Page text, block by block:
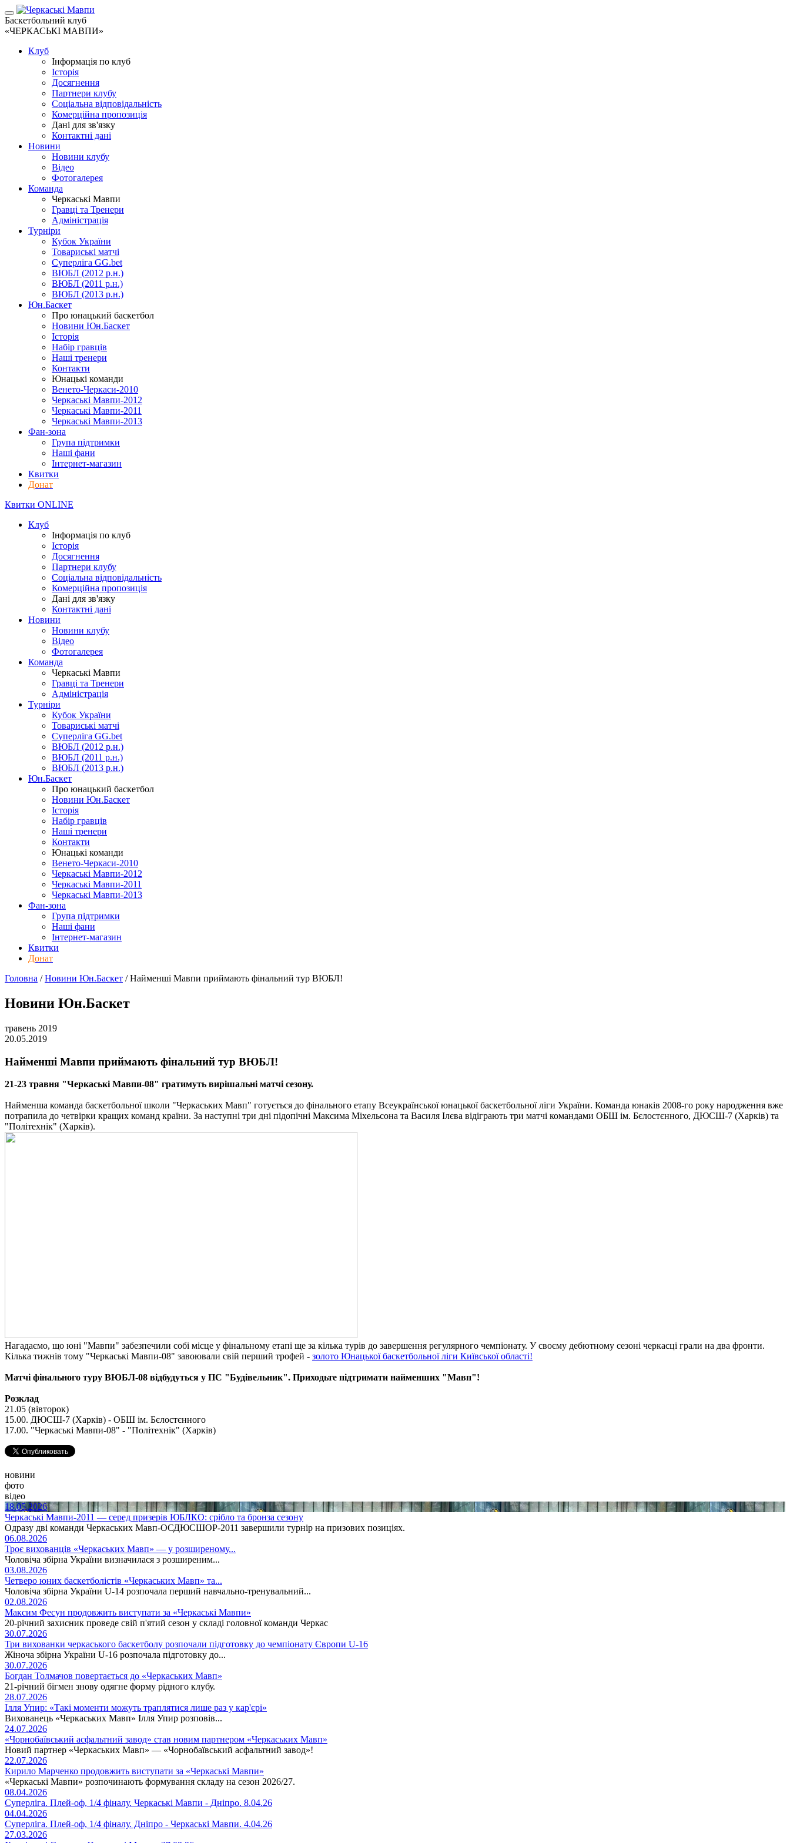
Баскетбольний клуб
«ЧЕРКАСЬКІ МАВПИ»
Клуб
Інформація по клуб
Історія
Досягнення
Партнери клубу
Соціальна відповідальність
Комерційна пропозиція
Дані для зв'язку
Контактні дані
Новини
Новини клубу
Відео
Фотогалерея
Команда
Черкаські Мавпи
Гравці та Тренери
Адміністрація
Турніри
Кубок України
Товариські матчі
Суперліга GG.bet
ВЮБЛ (2012 р.н.)
ВЮБЛ (2011 р.н.)
ВЮБЛ (2013 р.н.)
Юн.Баскет
Про юнацький баскетбол
Новини Юн.Баскет
Історія
Набір гравців
Наші тренери
Контакти
Юнацькі команди
Венето-Черкаси-2010
Черкаські Мавпи-2012
Черкаські Мавпи-2011
Черкаські Мавпи-2013
Фан-зона
Група підтримки
Наші фани
Інтернет-магазин
Квитки
Донат
Квитки ONLINE
Клуб
Інформація по клуб
Історія
Досягнення
Партнери клубу
Соціальна відповідальність
Комерційна пропозиція
Дані для зв'язку
Контактні дані
Новини
Новини клубу
Відео
Фотогалерея
Команда
Черкаські Мавпи
Гравці та Тренери
Адміністрація
Турніри
Кубок України
Товариські матчі
Суперліга GG.bet
ВЮБЛ (2012 р.н.)
ВЮБЛ (2011 р.н.)
ВЮБЛ (2013 р.н.)
Юн.Баскет
Про юнацький баскетбол
Новини Юн.Баскет
Історія
Набір гравців
Наші тренери
Контакти
Юнацькі команди
Венето-Черкаси-2010
Черкаські Мавпи-2012
Черкаські Мавпи-2011
Черкаські Мавпи-2013
Фан-зона
Група підтримки
Наші фани
Інтернет-магазин
Квитки
Донат
Головна /Новини Юн.Баскет /Найменші Мавпи приймають фінальний тур ВЮБЛ!
Новини Юн.Баскет
травень 2019
20.05.2019
Найменші Мавпи приймають фінальний тур ВЮБЛ!
21-23 травня "Черкаські Мавпи-08" гратимуть вирішальні матчі сезону.
Найменша команда баскетбольної школи "Черкаських Мавп" готується до фінального етапу Всеукраїнської юнацької баскетбольної ліги України. Команда юнаків 2008-го року народження вже
потрапила до четвірки кращих команд країни. За наступні три дні підопічні Максима Міхельсона та Василя Ілєва відіграють три матчі командами ОБШ ім. Бєлостєнного, ДЮСШ-7 (Харків) та
"Політехнік" (Харків).
Нагадаємо, що юні "Мавпи" забезпечили собі місце у фінальному етапі ще за кілька турів до завершення регулярного чемпіонату. У своєму дебютному сезоні черкасці грали на два фронти.
Кілька тижнів тому "Черкаські Мавпи-08" завоювали свій перший трофей - золото Юнацької баскетбольної ліги Київської області!
Матчі фінального туру ВЮБЛ-08 відбудуться у ПС "Будівельник". Приходьте підтримати найменших "Мавп"!
Розклад
21.05 (вівторок)
15.00. ДЮСШ-7 (Харків) - ОБШ ім. Бєлостєнного
17.00. "Черкаські Мавпи-08" - "Політехнік" (Харків)
новини
фото
відео
18.05.2026
Черкаські Мавпи-2011 — серед призерів ЮБЛКО: срібло та бронза сезону
Одразу дві команди Черкаських Мавп-ОСДЮСШОР-2011 завершили турнір на призових позиціях.
06.08.2026
Троє вихованців «Черкаських Мавп» — у розширеному...
Чоловіча збірна України визначилася з розширеним...
03.08.2026
Четверо юних баскетболістів «Черкаських Мавп» та...
Чоловіча збірна України U-14 розпочала перший навчально-тренувальний...
02.08.2026
Максим Фесун продовжить виступати за «Черкаські Мавпи»
20-річний захисник проведе свій п'ятий сезон у складі головної команди Черкас
30.07.2026
Три вихованки черкаського баскетболу розпочали підготовку до чемпіонату Європи U-16
Жіноча збірна України U-16 розпочала підготовку до...
30.07.2026
Богдан Толмачов повертається до «Черкаських Мавп»
21-річний бігмен знову одягне форму рідного клубу.
28.07.2026
Ілля Упир: «Такі моменти можуть траплятися лише раз у кар'єрі»
Вихованець «Черкаських Мавп» Ілля Упир розповів...
24.07.2026
«Чорнобаївський асфальтний завод» став новим партнером «Черкаських Мавп»
Новий партнер «Черкаських Мавп» — «Чорнобаївський асфальтний завод»!
22.07.2026
Кирило Марченко продовжить виступати за «Черкаські Мавпи»
«Черкаські Мавпи» розпочинають формування складу на сезон 2026/27.
08.04.2026
Суперліга. Плей-оф, 1/4 фіналу. Черкаські Мавпи - Дніпро. 8.04.26
04.04.2026
Суперліга. Плей-оф, 1/4 фіналу. Дніпро - Черкаські Мавпи. 4.04.26
27.03.2026